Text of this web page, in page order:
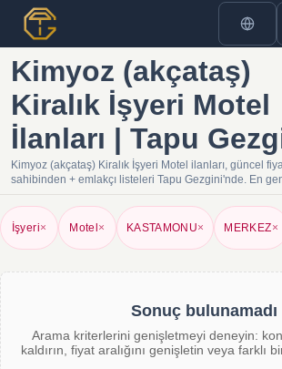
Kimyoz (akçataş)
Kiralık İşyeri Motel
İlanları | Tapu
Kimyoz (akçataş) Kiralık İşyeri Motel ilanları, güncel
sahibinden + emlakçı listeleri Tapu Gezgini'nde. En
İşyeri× Motel × KASTAMONU× MERKEZ×
Sonuç bulunamadı
Arama kriterlerini genişletmeyi deneyin:
kaldırın, fiyat aralığını genişletin veya farklı